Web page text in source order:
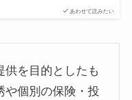
あわせて読みたい
を目的としたも
や個別の保険・投